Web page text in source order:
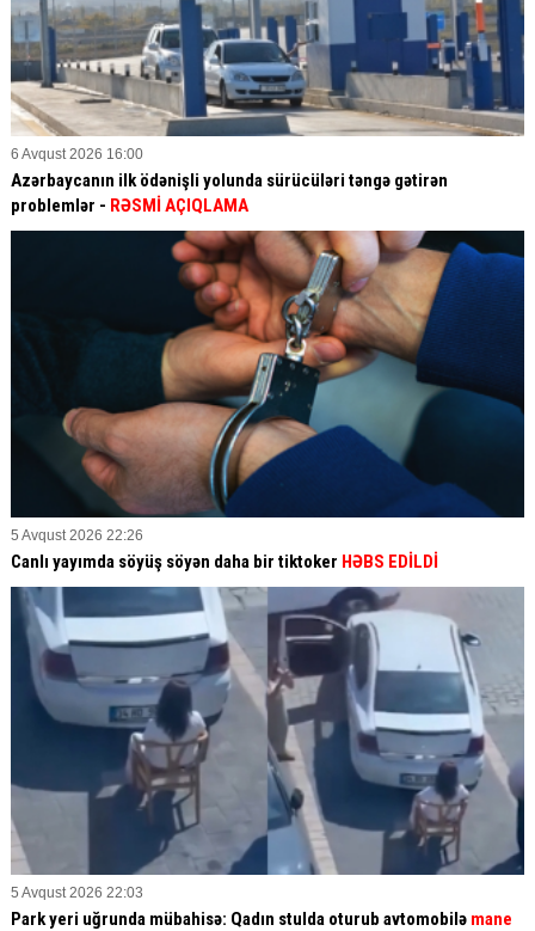
6 Avqust 2026 16:00
Azərbaycanın ilk ödənişli yolunda sürücüləri təngə gətirən
problemlər - RƏSMİ AÇIQLAMA
5 Avqust 2026 22:26
Canlı yayımda söyüş söyən daha bir tiktoker HƏBS EDİLDİ
5 Avqust 2026 22:03
Park yeri uğrunda mübahisə: Qadın stulda oturub avtomobilə mane